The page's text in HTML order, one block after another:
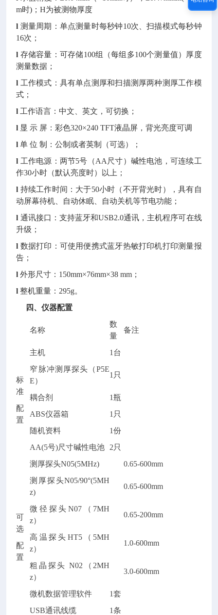
m时)；H为被测物厚度
l 测量周期：单点测量时每秒钟10次、扫描模式每秒钟
16次；
l 存储容量：可存储100组（每组多100个测量值）厚度
测量数据；
l 工作模式：具有单点测厚和扫描测厚两种测厚工作模
式；
l 工作语言：中文、英文，可切换；
l 显 示 屏：彩色320×240 TFT液晶屏，背光亮度可调
l单 位 制：公制或者英制（可选）；
l 工作电源：两节5号（AA尺寸）碱性电池，可连续工
作30小时（默认亮度时）以上；
l 持续工作时间：大于50小时（不开背光时），具有自
动屏幕待机、自动休眠、自动关机等节电功能；
l 通讯接口：支持蓝牙和USB2.0通讯，主机程序可在线
升级；
l 数据打印：可使用便携式蓝牙热敏打印机打印测量报
告；
l外形尺寸：150mm×76mm×38 mm；
l整机重量：295g。
四、仪器配置
名称
数
量
备注
标
准
配
置
主机
1台
窄脉冲测厚探头（P5E
E）
1只
耦合剂
1瓶
ABS仪器箱
1只
随机资料
1份
AA(5号)尺寸碱性电池
2只
可
选
配
置
测厚探头N05(5MHz)
0.65-600mm
测厚探头N05/90°(5MH
z)
0.65-600mm
微径探头N07（7MH
z）
0.65-200mm
高温探头HT5（5MH
z）
1.0-600mm
粗晶探头 N02（2MH
z）
3.0-600mm
微机数据管理软件
1套
USB通讯线缆
1条